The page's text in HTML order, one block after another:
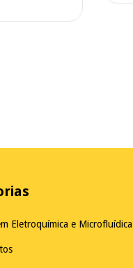
Eletroquímica e Microfluídica